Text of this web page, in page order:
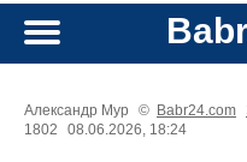
Александр Мур © Babr24.com
1802
08.06.2026, 18:24